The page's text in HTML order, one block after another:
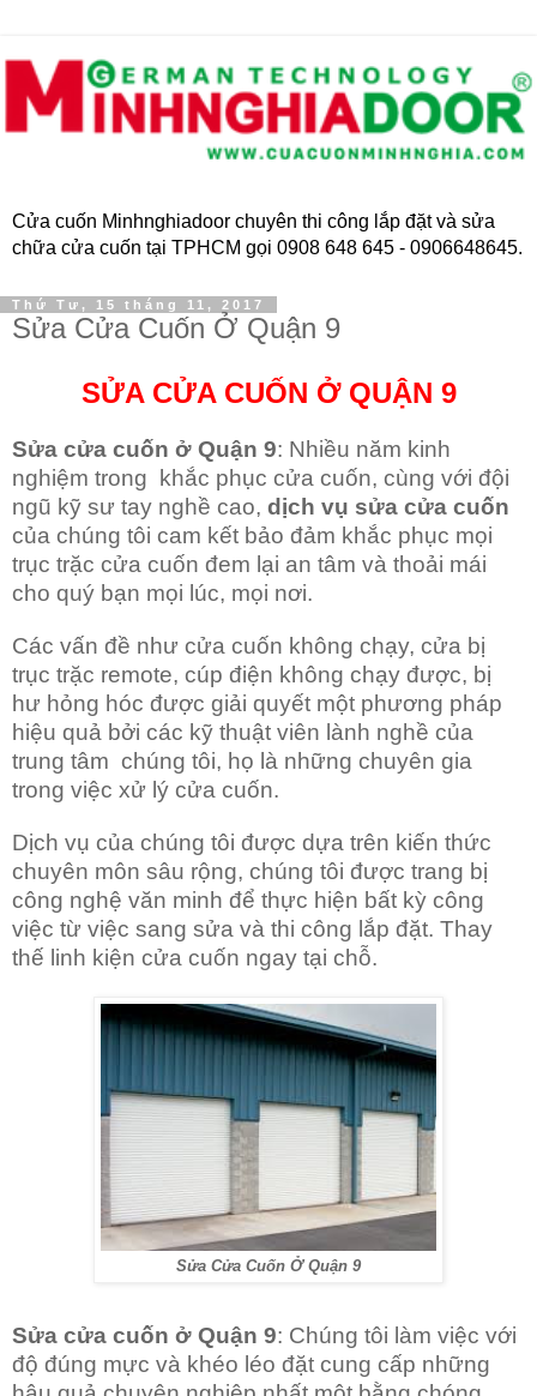
Cửa cuốn Minhnghiadoor chuyên thi công lắp đặt và sửa
chữa cửa cuốn tại TPHCM gọi 0908 648 645 - 0906648645.
Thứ Tư, 15 tháng 11, 2017
Sửa Cửa Cuốn Ở Quận 9
SỬA CỬA CUỐN Ở QUẬN 9
Sửa cửa cuốn ở Quận 9: Nhiều năm kinh
nghiệm trong khắc phục cửa cuốn, cùng với đội
ngũ kỹ sư tay nghề cao, dịch vụ sửa cửa cuốn
của chúng tôi cam kết bảo đảm khắc phục mọi
trục trặc cửa cuốn đem lại an tâm và thoải mái
cho quý bạn mọi lúc, mọi nơi.
Các vấn đề như cửa cuốn không chạy, cửa bị
trục trặc remote, cúp điện không chạy được, bị
hư hỏng hóc được giải quyết một phương pháp
hiệu quả bởi các kỹ thuật viên lành nghề của
trung tâm chúng tôi, họ là những chuyên gia
trong việc xử lý cửa cuốn.
Dịch vụ của chúng tôi được dựa trên kiến thức
chuyên môn sâu rộng, chúng tôi được trang bị
công nghệ văn minh để thực hiện bất kỳ công
việc từ việc sang sửa và thi công lắp đặt. Thay
thế linh kiện cửa cuốn ngay tại chỗ.
Sửa Cửa Cuốn Ở Quận 9
Sửa cửa cuốn ở Quận 9: Chúng tôi làm việc với
độ đúng mực và khéo léo đặt cung cấp những